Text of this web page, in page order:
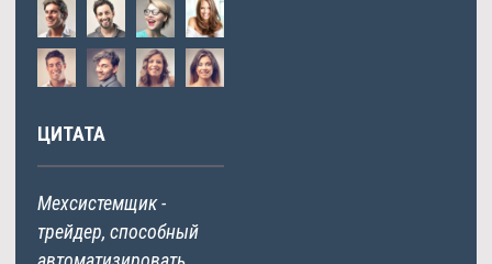
ЦИТАТА
Мехсистемщик -
трейдер, способный